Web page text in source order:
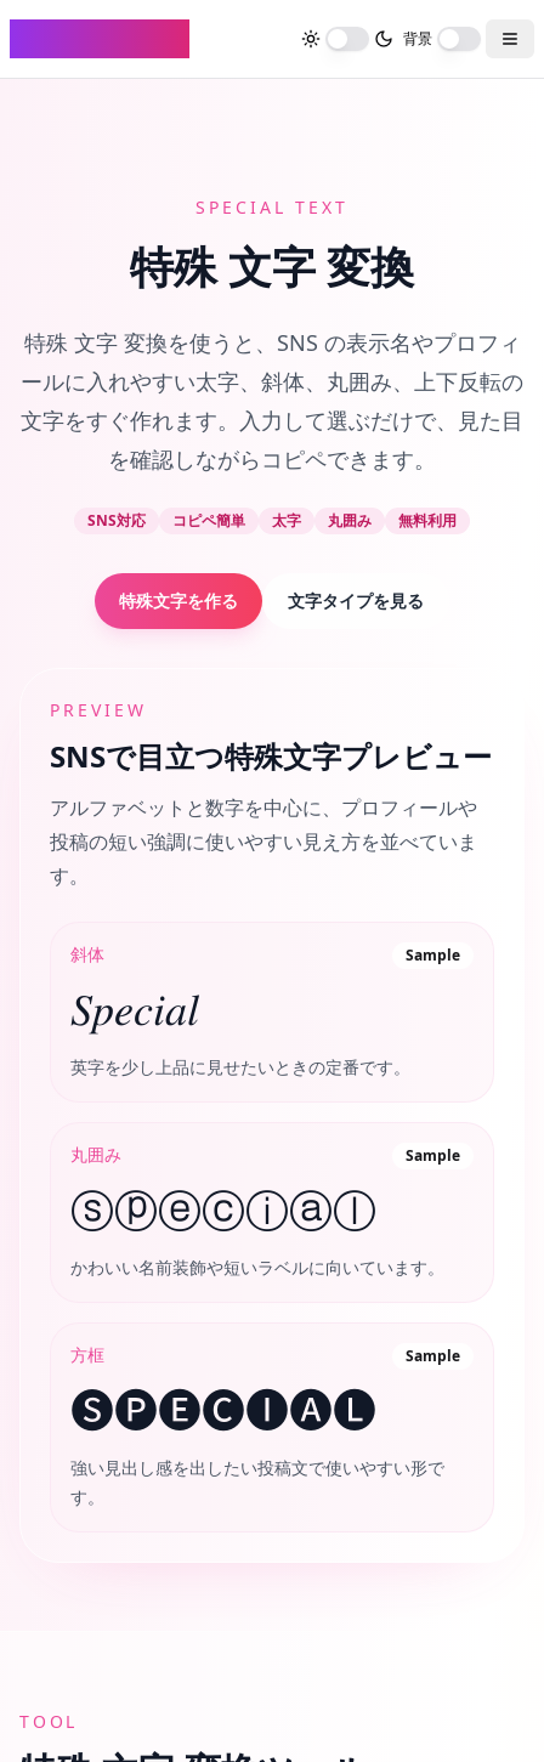
背景
SPECIAL TEXT
特殊 文字 変換
特殊 文字 変換を使うと、SNS の表示名やプロフィ
ールに入れやすい太字、斜体、丸囲み、上下反転の
文字をすぐ作れます。入力して選ぶだけで、見た目
を確認しながらコピペできます。
SNS対応 コピペ簡単 太字 丸囲み 無料利用
特殊文字を作る 文字タイプを見る
PREVIEW
SNSで目立つ特殊文字プレビュー
アルファベットと数字を中心に、プロフィールや
投稿の短い強調に使いやすい見え方を並べていま
す。
斜体 Sample
𝑆𝑝𝑒𝑐𝑖𝑎𝑙
英字を少し上品に見せたいときの定番です。
丸囲み Sample
ⓢⓟⓔⓒⓘⓐⓛ
かわいい名前装飾や短いラベルに向いています。
方框 Sample
🅢🅟🅔🅒🅘🅐🅛
強い見出し感を出したい投稿文で使いやすい形で
す。
TOOL